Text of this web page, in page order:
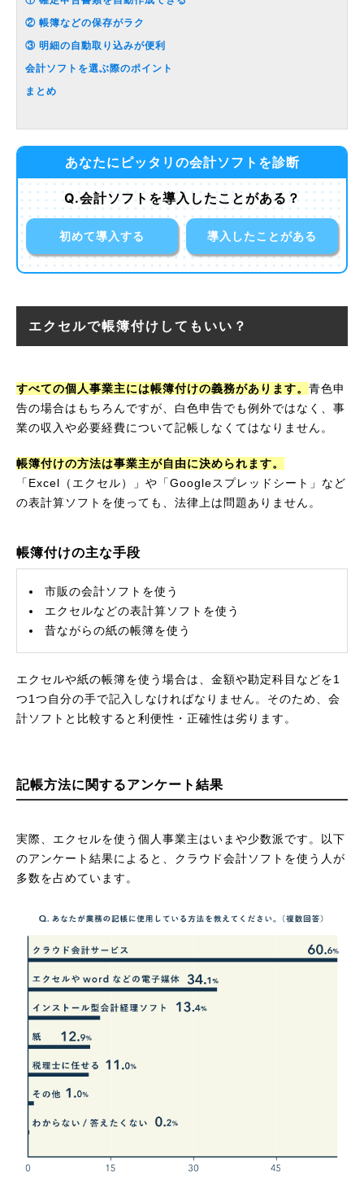
② 帳簿などの保存がラク
③ 明細の自動取り込みが便利
会計ソフトを選ぶ際のポイント
まとめ
あなたにピッタリの会計ソフトを診断
Q.会計ソフトを導入したことがある？
初めて導入する 導入したことがある
エクセルで帳簿付けしてもいい？
すべての個人事業主には帳簿付けの義務があります。 青色申
告の場合はもちろんですが、白色申告でも例外ではなく、事
業の収入や必要経費について記帳しなくてはなりません。
帳簿付けの方法は事業主が自由に決められます。
「Excel（エクセル）」や「Googleスプレッドシート」など
の表計算ソフトを使っても、法律上は問題ありません。
帳簿付けの主な手段
市販の会計ソフトを使う
エクセルなどの表計算ソフトを使う
昔ながらの紙の帳簿を使う
エクセルや紙の帳簿を使う場合は、金額や勘定科目などを1
つ1つ自分の手で記入しなければなりません。そのため、会
計ソフトと比較すると利便性・正確性は劣ります。
記帳方法に関するアンケート結果
実際、エクセルを使う個人事業主はいまや少数派です。以下
のアンケート結果によると、クラウド会計ソフトを使う人が
多数を占めています。